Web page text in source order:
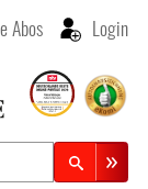
Abos Login